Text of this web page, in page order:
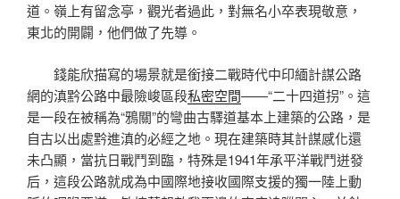
道。嶺上有留念亭，觀光者過此，對無名小卒表現敬意，
東北的開闢，他們做了先導。
錢能欣描寫的場景就是銜接二戰時代中印緬計謀公路
網的滇黔公路中最險峻區段私密空間——“二十四道拐”。這
是一段在被稱為“鴉關”的彎曲古驛道基本上建築的公路，是
自古以出處黔進滇的必經之地。現在建築時其計謀感化還
未凸顯，當抗日戰鬥到臨，特殊是1941年承平洋戰鬥迸發
后，這段公路就成為中國際地接收國際支援的獨一陸上動